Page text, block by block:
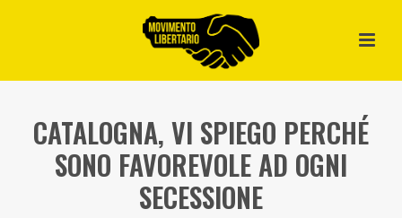
CATALOGNA, VI SPIEGO PERCHÉ
SONO FAVOREVOLE AD OGNI
SECESSIONE